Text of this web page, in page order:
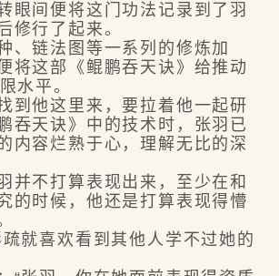
间便将这门功法记录到了羽
修行了起来。
链法图等一系列的修炼加
将这部《鲲鹏吞天诀》给推动
水平。
他这里来，要拉着他一起研
吞天诀》中的技术时，张羽已
内容烂熟于心，理解无比的深
不打算表现出来，至少在和
的时候，他还是打算表现得懵
喜欢看到其他人学不过她的